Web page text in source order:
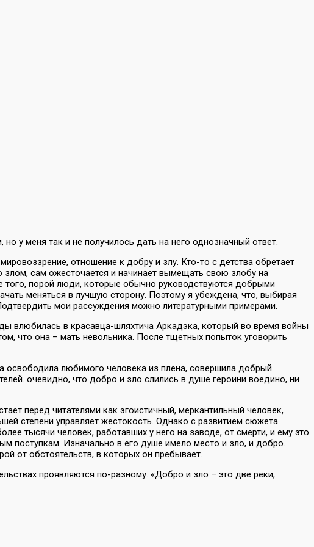
у меня так и не получилось дать на него однозначный ответ.
отношение к добру и злу. Кто-то с детства обретает
сам ожесточается и начинает вымещать свою злобу на
порой люди, которые обычно руководствуются добрыми
меняться в лучшую сторону. Поэтому я убеждена, что, выбирая
мои рассуждения можно литературными примерами.
влюбилась в красавца-шляхтича Аркадэка, который во время войны
что она – мать невольника. После тщетных попыток уговорить
освободила любимого человека из плена, совершила добрый
очевидно, что добро и зло слились в душе героини воедино, ни
перед читателями как эгоистичный, меркантильный человек,
степени управляет жестокость. Однако с развитием сюжета
тысячи человек, работавших у него на заводе, от смерти, и ему это
поступкам. Изначально в его душе имело место и зло, и добро.
от обстоятельств, в которых он пребывает.
проявляются по-разному. «Добро и зло – это две реки,